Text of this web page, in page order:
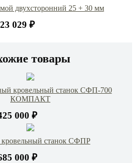
двухсторонний 25 + 30 мм
23 029 ₽
товары
кровельный станок СФП-700
КОМПАКТ
000 ₽
кровельный станок СФПР
000 ₽